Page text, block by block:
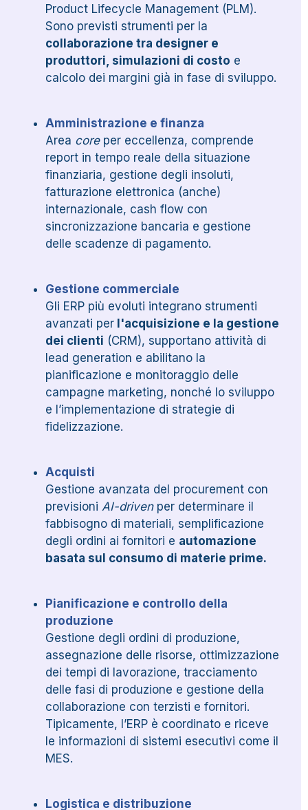
Product Lifecycle Management (PLM).
Sono previsti strumenti per la
collaborazione tra designer e
produttori, simulazioni di costo e
calcolo dei margini già in fase di sviluppo.
Amministrazione e finanza
Area core per eccellenza, comprende
report in tempo reale della situazione
finanziaria, gestione degli insoluti,
fatturazione elettronica (anche)
internazionale, cash flow con
sincronizzazione bancaria e gestione
delle scadenze di pagamento.
Gestione commerciale
Gli ERP più evoluti integrano strumenti
avanzati per l'acquisizione e la gestione
dei clienti (CRM), supportano attività di
lead generation e abilitano la
pianificazione e monitoraggio delle
campagne marketing, nonché lo sviluppo
e l’implementazione di strategie di
fidelizzazione.
Acquisti
Gestione avanzata del procurement con
previsioni AI-driven per determinare il
fabbisogno di materiali, semplificazione
degli ordini ai fornitori e automazione
basata sul consumo di materie prime.
Pianificazione e controllo della
produzione
Gestione degli ordini di produzione,
assegnazione delle risorse, ottimizzazione
dei tempi di lavorazione, tracciamento
delle fasi di produzione e gestione della
collaborazione con terzisti e fornitori.
Tipicamente, l’ERP è coordinato e riceve
le informazioni di sistemi esecutivi come il
MES.
Logistica e distribuzione